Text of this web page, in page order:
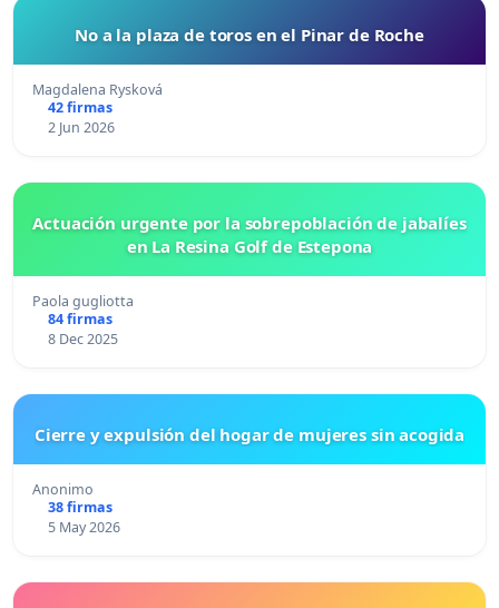
No a la plaza de toros en el Pinar de Roche
Magdalena Rysková
42 firmas
2 Jun 2026
Actuación urgente por la sobrepoblación de jabalíes
en La Resina Golf de Estepona
Paola gugliotta
84 firmas
8 Dec 2025
Cierre y expulsión del hogar de mujeres sin acogida
Anonimo
38 firmas
5 May 2026